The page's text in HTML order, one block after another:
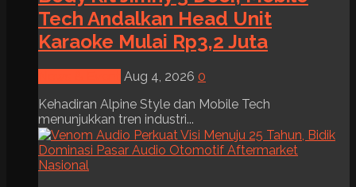
Tech Andalkan Head Unit
Karaoke Mulai Rp3,2 Juta
Aug 4, 2026 0
Kehadiran Alpine Style dan Mobile Tech
menunjukkan tren industri...